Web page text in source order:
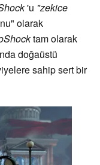
'u "zekice
olarak
tam olarak
doğaüstü
sahip sert bir